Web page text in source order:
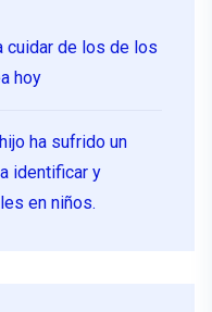
cuidar de los de los
hoy
ha sufrido un
identificar y
en niños.